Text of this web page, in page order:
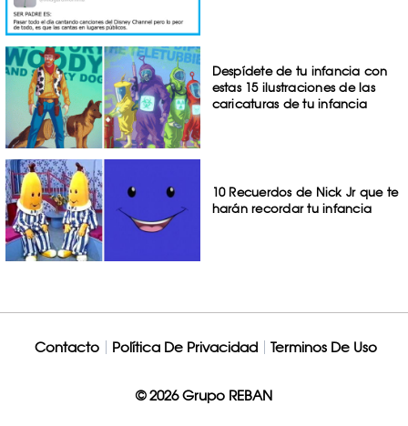
Despídete de tu infancia con
estas 15 ilustraciones de las
caricaturas de tu infancia
10 Recuerdos de Nick Jr que te
harán recordar tu infancia
Contacto Política De Privacidad Terminos De Uso
© 2026 Grupo REBAN